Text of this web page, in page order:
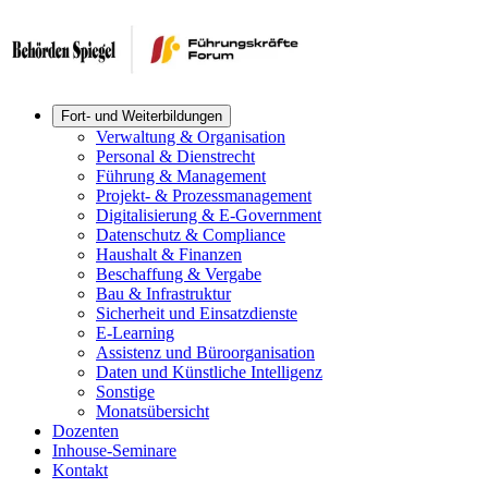
Fort- und Weiterbildungen
Verwaltung & Organisation
Personal & Dienstrecht
Führung & Management
Projekt- & Prozessmanagement
Digitalisierung & E-Government
Datenschutz & Compliance
Haushalt & Finanzen
Beschaffung & Vergabe
Bau & Infrastruktur
Sicherheit und Einsatzdienste
E-Learning
Assistenz und Büroorganisation
Daten und Künstliche Intelligenz
Sonstige
Monatsübersicht
Dozenten
Inhouse-Seminare
Kontakt